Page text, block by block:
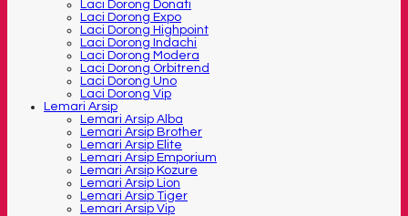
Laci Dorong Donati
Laci Dorong Expo
Laci Dorong Highpoint
Laci Dorong Indachi
Laci Dorong Modera
Laci Dorong Orbitrend
Laci Dorong Uno
Laci Dorong Vip
Lemari Arsip
Lemari Arsip Alba
Lemari Arsip Brother
Lemari Arsip Elite
Lemari Arsip Emporium
Lemari Arsip Kozure
Lemari Arsip Lion
Lemari Arsip Tiger
Lemari Arsip Vip